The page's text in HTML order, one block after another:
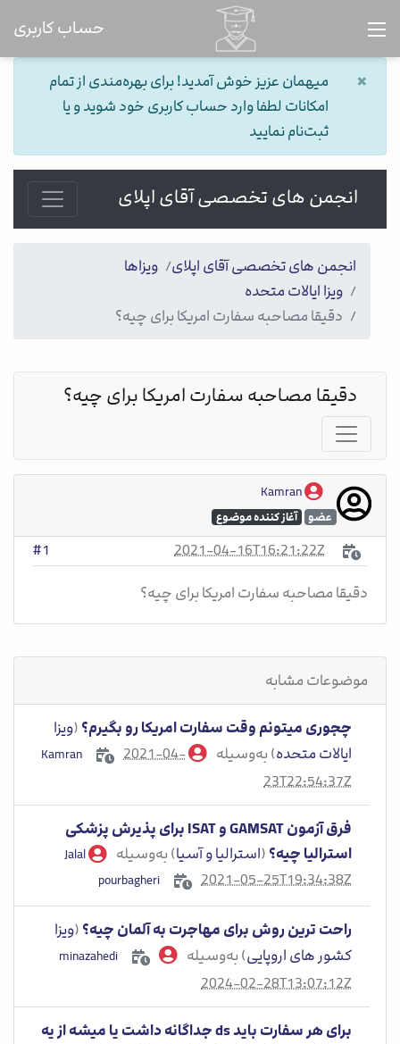
حساب کاربری
میهمان عزیز خوش آمدید! برای بهره‌مندی از تمام
امکانات لطفا وارد حساب کاربری خود شوید و یا
ثبت‌نام نمایید
×
انجمن های تخصصی آقای اپلای
انجمن های تخصصی آقای اپلای
ویزاها
ویزا ایالات متحده
دقیقا مصاحبه سفارت امریکا برای چیه؟
دقیقا مصاحبه سفارت امریکا برای چیه؟
Kamran
عضو آغاز کننده موضوع
2021-04-16T16:21:22Z
#1
دقیقا مصاحبه سفارت امریکا برای چیه؟
موضوعات مشابه
چجوری میتونم وقت سفارت امریکا رو بگیرم؟ (ویزا
ایالات متحده) به‌وسیله
2021-04-
23T22:54:37Z
فرق آزمون GAMSAT و ISAT برای پذیرش پزشکی
استرالیا چیه؟ (استرالیا و آسیا) به‌وسیله
Jalal
pourbagheri
2021-05-25T19:34:38Z
راحت ترین روش برای مهاجرت به آلمان چیه؟ (ویزا
کشور های اروپایی) به‌وسیله
2024-02-28T13:07:12Z
برای هر سفارت باید ds جداگانه داشت یا میشه از یه